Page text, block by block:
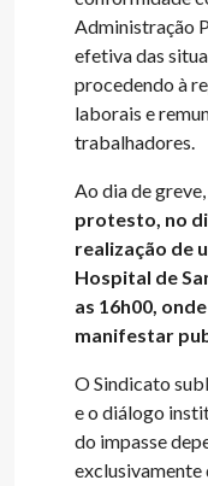
Administração
efetiva das
procedendo à
laborais e
trabalhadores.
Ao dia de greve,
protesto, no
realização de
Hospital de
as 16h00,
manifestar
O Sindicato
e o diálogo
do impasse
exclusivamente